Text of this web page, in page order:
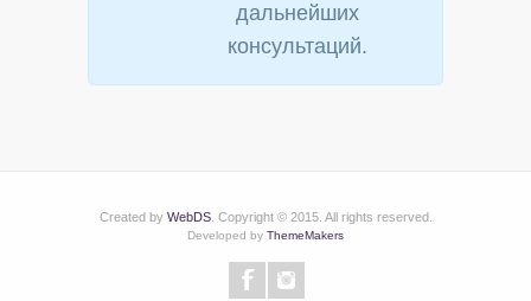
дальнейших
консультаций.
Created by WebDS. Copyright © 2015. All rights reserved.
Developed by ThemeMakers